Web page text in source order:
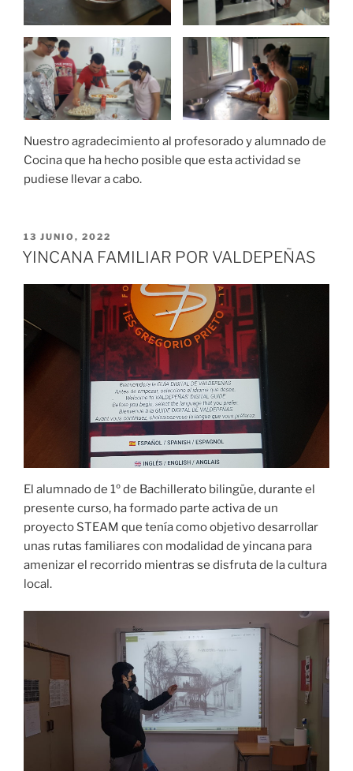
Nuestro agradecimiento al profesorado y alumnado de
Cocina que ha hecho posible que esta actividad se
pudiese llevar a cabo.
PUBLICADO
EL
13 JUNIO, 2022
YINCANA FAMILIAR POR VALDEPEÑAS
El alumnado de 1º de Bachillerato bilingüe, durante el
presente curso, ha formado parte activa de un
proyecto STEAM que tenía como objetivo desarrollar
unas rutas familiares con modalidad de yincana para
amenizar el recorrido mientras se disfruta de la cultura
local.